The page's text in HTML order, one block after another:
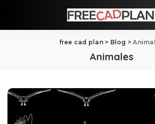
free cad plan> Blog >
Animales